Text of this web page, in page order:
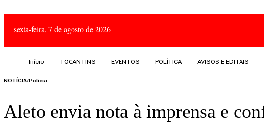
sexta-feira, 7 de agosto de 2026
Início TOCANTINS EVENTOS POLÍTICA AVISOS E EDITAIS
NOTÍCIA/Polícia
Aleto envia nota à imprensa e